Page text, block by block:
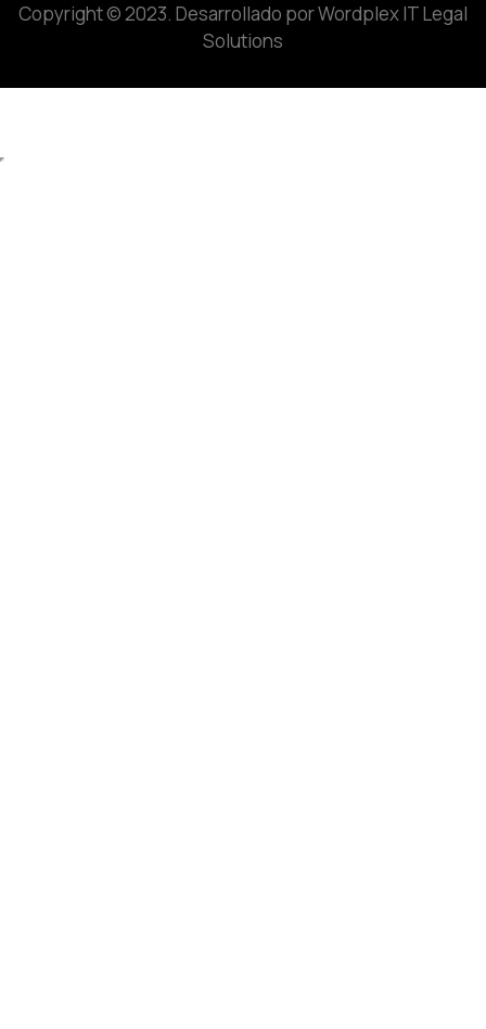
Copyright © 2023. Desarrollado por Wordplex IT Legal
Solutions